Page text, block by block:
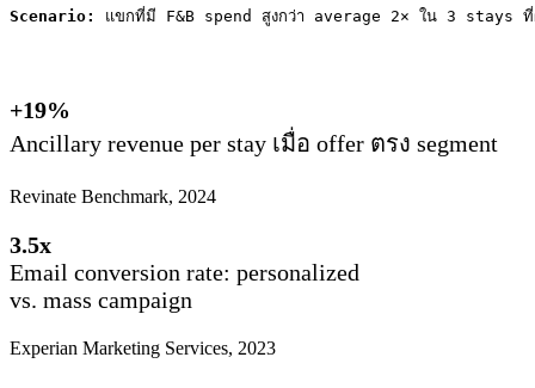
Scenario: แขกที่มี F&B spend สูงกว่า average 2× ใน 3
+19%
Ancillary revenue per stay เมื่อ offer ตรง segment
Revinate Benchmark, 2024
3.5x
Email conversion rate: personalized
vs. mass campaign
Experian Marketing Services, 2023